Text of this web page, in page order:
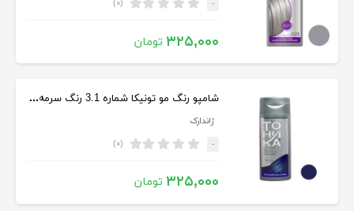
- (۰)
۳۲۵,۰۰۰ تومان
شامپو رنگ مو تونیکا شماره 3.1 رنگ سرمه ای حجم 150 میلی لیتر
ژاندارک
- (۰)
۳۲۵,۰۰۰ تومان